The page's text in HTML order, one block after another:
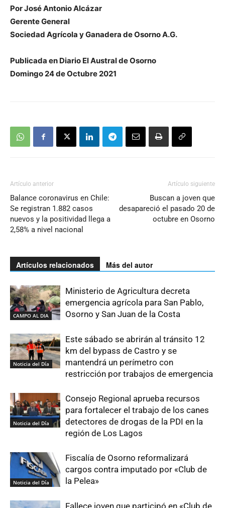
Por José Antonio Alcázar
Gerente General
Sociedad Agrícola y Ganadera de Osorno A.G.
Publicada en Diario El Austral de Osorno
Domingo 24 de Octubre 2021
Artículo anterior
Balance coronavirus en Chile:
Se registran 1.882 casos
nuevos y la positividad llega a
2,58% a nivel nacional
Artículo siguiente
Buscan a joven que
desapareció el pasado 20 de
octubre en Osorno
Artículos relacionados Más del autor
CAMPO AL DIA
Ministerio de Agricultura decreta
emergencia agrícola para San Pablo,
Osorno y San Juan de la Costa
Noticia del Día
Este sábado se abrirán al tránsito 12
km del bypass de Castro y se
mantendrá un perímetro con
restricción por trabajos de emergencia
Noticia del Día
Consejo Regional aprueba recursos
para fortalecer el trabajo de los canes
detectores de drogas de la PDI en la
región de Los Lagos
Noticia del Día
Fiscalía de Osorno reformalizará
cargos contra imputado por «Club de
la Pelea»